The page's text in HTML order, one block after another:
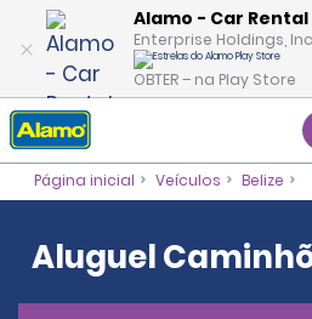
Alamo - Car Rental
Enterprise Holdings,
OBTER – na Play Store
Página inicial Veículos Belize
Aluguel